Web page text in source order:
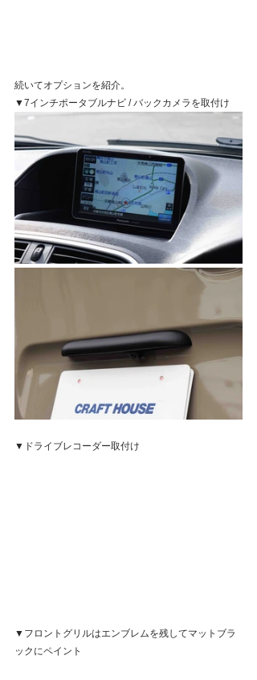
続いてオプションを紹介。
▼7インチポータブルナビ / バックカメラを取付け
▼ドライブレコーダー取付け
▼フロントグリルはエンブレムを残してマットブラ
ックにペイント